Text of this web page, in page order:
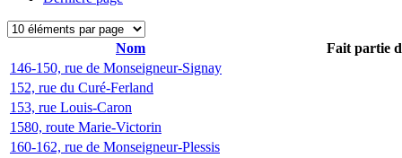
Nom
Fait partie
146-150, rue de Monseigneur-Signay
152, rue du Curé-Ferland
153, rue Louis-Caron
1580, route Marie-Victorin
160-162, rue de Monseigneur-Plessis